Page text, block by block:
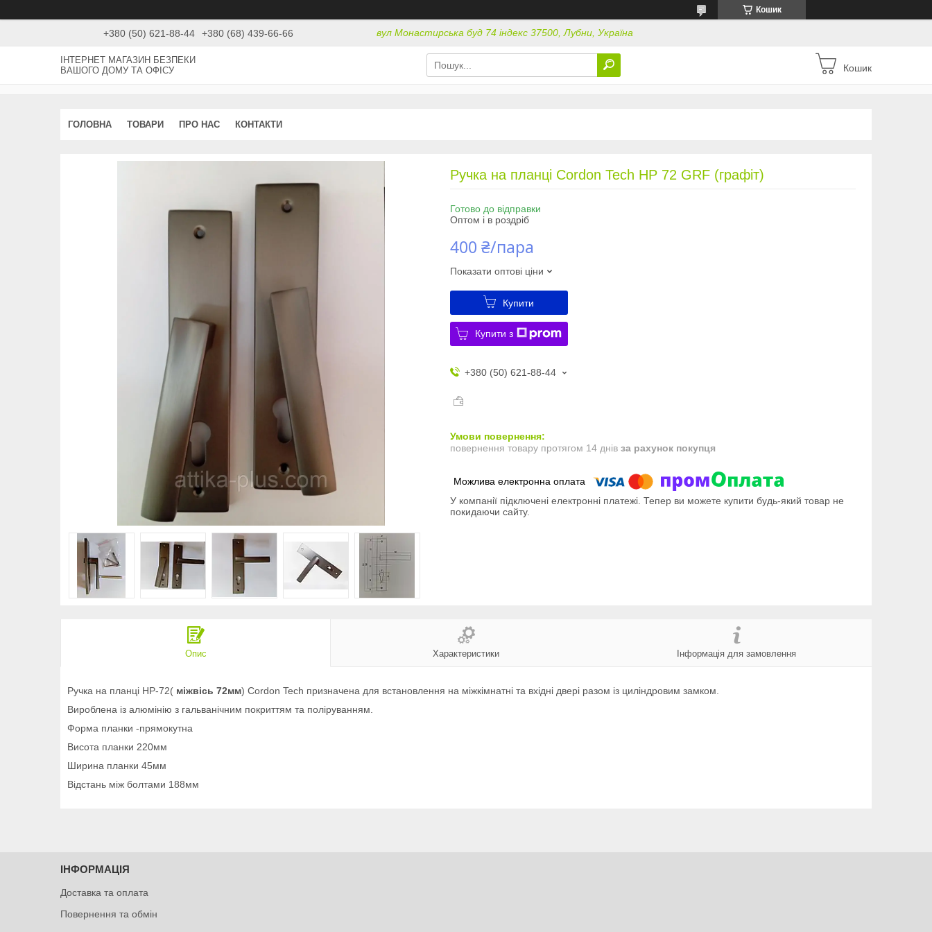
Кошик
+380 (50) 621-88-44 +380 (68) 439-66-66 вул Монастирська буд 74 індекс 37500, Лубни, Україна
ІНТЕРНЕТ МАГАЗИН БЕЗПЕКИ
ВАШОГО ДОМУ ТА ОФІСУ
Кошик
ГОЛОВНА ТОВАРИ ПРО НАС КОНТАКТИ
Ручка на планці Cordon Tech HP 72 GRF (графіт)
Готово до відправки
Оптом і в роздріб
400 ₴/пара
Показати оптові ціни
Купити
Купити з
+380 (50) 621-88-44
повернення товару протягом 14 днів за рахунок покупця
У компанії підключені електронні платежі. Тепер ви можете купити будь-який товар не
покидаючи сайту.
Опис Характеристики Інформація для замовлення
Ручка на планці HP-72( міжвісь 72мм) Cordon Tech призначена для встановлення на міжкімнатні та вхідні двері разом із циліндровим замком.
Вироблена із алюмінію з гальванічним покриттям та поліруванням.
Форма планки -прямокутна
Висота планки 220мм
Ширина планки 45мм
Відстань між болтами 188мм
ІНФОРМАЦІЯ
Доставка та оплата
Повернення та обмін